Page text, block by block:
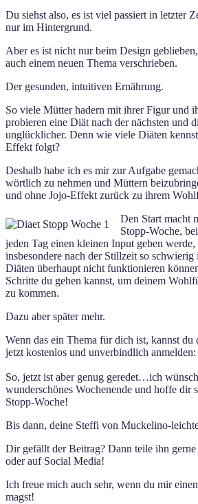
Du siehst also, es ist viel passiert in letzter
nur im Hintergrund.
Aber es ist nicht nur beim Design
auch einem neuen Thema verschrieben.
Der gesunden, intuitiven Ernährung.
So viele Mütter hadern mit ihrer Figur und
probieren eine Diät nach der nächsten und
unglücklicher. Denn wie viele Diäten
Effekt folgt?
Deshalb habe ich es mir zur Aufgabe
wörtlich zu nehmen und Müttern
und ohne Jojo-Effekt zurück zu ihrem
Den Start macht
Stopp-Woche,
jeden Tag einen kleinen Input geben werde,
insbesondere nach der Stillzeit so
Diäten überhaupt nicht funktionieren
Schritte du gehen kannst, um deinem
zu kommen.
Dazu aber später mehr.
Wenn das ein Thema für dich ist, kannst du
jetzt kostenlos und unverbindlich anmelden:
So, jetzt ist aber genug geredet…ich
wunderschönes Wochenende und hoffe dir
Stopp-Woche!
Bis dann, deine Steffi von Muckelino-
Dir gefällt der Beitrag? Dann teile ihn
oder auf Social Media!
Ich freue mich auch sehr, wenn du mir
magst!